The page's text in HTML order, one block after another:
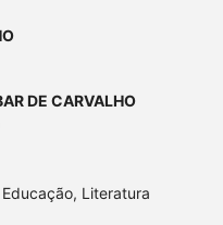
DE CARVALHO
Literatura